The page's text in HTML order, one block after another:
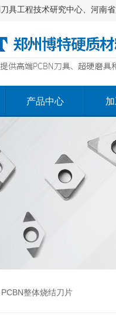
具工程技术研究中心、河南
产品中心
产品中心
PCBN整体烧结刀片